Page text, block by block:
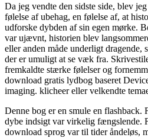
Da jeg vendte den sidste side, blev
følelse af ubehag, en følelse af, at
udforske dybden af sin egen mørke.
var ujævnt, historien blev
eller anden måde underligt dragende,
der er umuligt at se væk fra.
fremkaldte stærke følelser og
download gratis lydbog baseret
imaging. klicheer eller velkendte
Denne bog er en smule en
dybe indsigt var virkelig fængslende.
download sprog var til tider åndeløs,